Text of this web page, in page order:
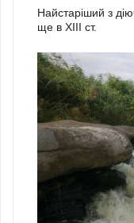
Найстаріший з
ще в ХІІІ ст.